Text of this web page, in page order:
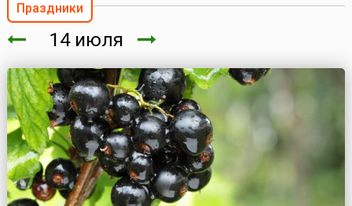
Праздники
14 июля